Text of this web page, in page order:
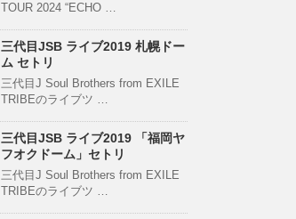
TOUR 2024 “ECHO …
三代目JSB ライブ2019 札幌ドー
ム セトリ
三代目J Soul Brothers from EXILE
TRIBEのライブツ …
三代目JSB ライブ2019 「福岡ヤ
フオクドーム」セトリ
三代目J Soul Brothers from EXILE
TRIBEのライブツ …